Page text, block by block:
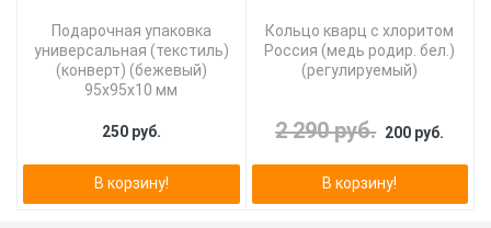
Подарочная упаковка
универсальная (текстиль)
(конверт) (бежевый)
95х95х10 мм
250 руб.
В корзину!
Кольцо кварц с хлоритом
Россия (медь родир. бел.)
(регулируемый)
2 290 руб. 200 руб.
В корзину!